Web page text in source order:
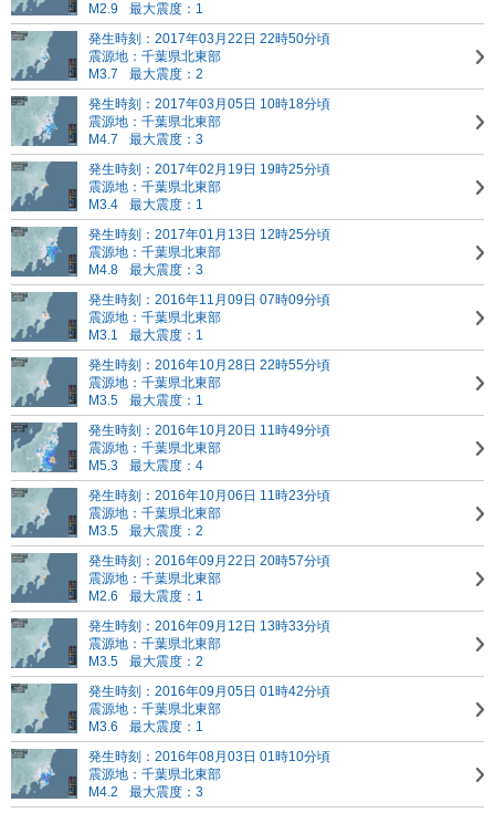
M2.9
最大震度：1
発生時刻：2017年03月22日 22時50分頃
震源地：千葉県北東部
M3.7
最大震度：2
発生時刻：2017年03月05日 10時18分頃
震源地：千葉県北東部
M4.7
最大震度：3
発生時刻：2017年02月19日 19時25分頃
震源地：千葉県北東部
M3.4
最大震度：1
発生時刻：2017年01月13日 12時25分頃
震源地：千葉県北東部
M4.8
最大震度：3
発生時刻：2016年11月09日 07時09分頃
震源地：千葉県北東部
M3.1
最大震度：1
発生時刻：2016年10月28日 22時55分頃
震源地：千葉県北東部
M3.5
最大震度：1
発生時刻：2016年10月20日 11時49分頃
震源地：千葉県北東部
M5.3
最大震度：4
発生時刻：2016年10月06日 11時23分頃
震源地：千葉県北東部
M3.5
最大震度：2
発生時刻：2016年09月22日 20時57分頃
震源地：千葉県北東部
M2.6
最大震度：1
発生時刻：2016年09月12日 13時33分頃
震源地：千葉県北東部
M3.5
最大震度：2
発生時刻：2016年09月05日 01時42分頃
震源地：千葉県北東部
M3.6
最大震度：1
発生時刻：2016年08月03日 01時10分頃
震源地：千葉県北東部
M4.2
最大震度：3